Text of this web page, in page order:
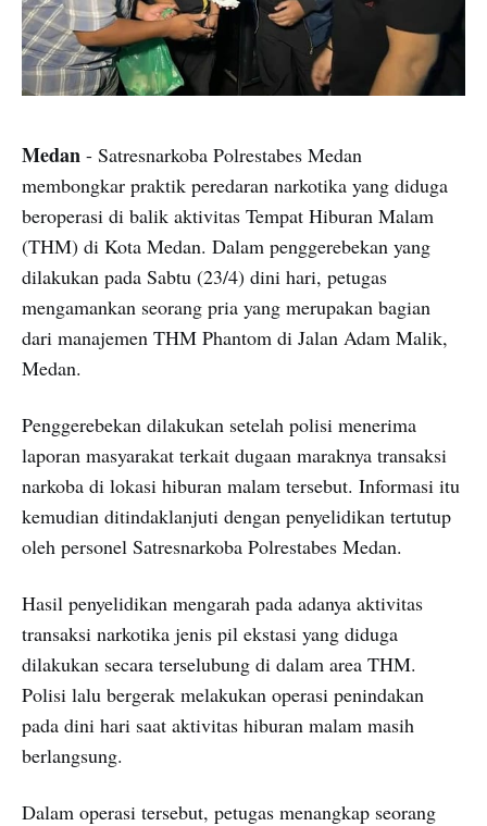
Medan - Satresnarkoba Polrestabes Medan
membongkar praktik peredaran narkotika yang diduga
beroperasi di balik aktivitas Tempat Hiburan Malam
(THM) di Kota Medan. Dalam penggerebekan yang
dilakukan pada Sabtu (23/4) dini hari, petugas
mengamankan seorang pria yang merupakan bagian
dari manajemen THM Phantom di Jalan Adam Malik,
Medan.
Penggerebekan dilakukan setelah polisi menerima
laporan masyarakat terkait dugaan maraknya transaksi
narkoba di lokasi hiburan malam tersebut. Informasi itu
kemudian ditindaklanjuti dengan penyelidikan tertutup
oleh personel Satresnarkoba Polrestabes Medan.
Hasil penyelidikan mengarah pada adanya aktivitas
transaksi narkotika jenis pil ekstasi yang diduga
dilakukan secara terselubung di dalam area THM.
Polisi lalu bergerak melakukan operasi penindakan
pada dini hari saat aktivitas hiburan malam masih
berlangsung.
Dalam operasi tersebut, petugas menangkap seorang